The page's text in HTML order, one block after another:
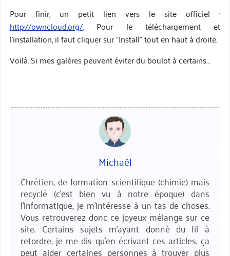
Pour finir, un petit lien vers le site officiel :
http://owncloud.org/. Pour le téléchargement et
l'installation, il faut cliquer sur "Install" tout en haut à droite.
Voilà. Si mes galères peuvent éviter du boulot à certains…
Michaël
Chrétien, de formation scientifique (chimie) mais
recyclé (c'est bien vu à notre époque) dans
l'informatique, je m'intéresse à un tas de choses.
Vous retrouverez donc ce joyeux mélange sur ce
site. Certains sujets m'ayant donné du fil à
retordre, je me dis qu'en écrivant ces articles, ça
peut aider certaines personnes à trouver plus